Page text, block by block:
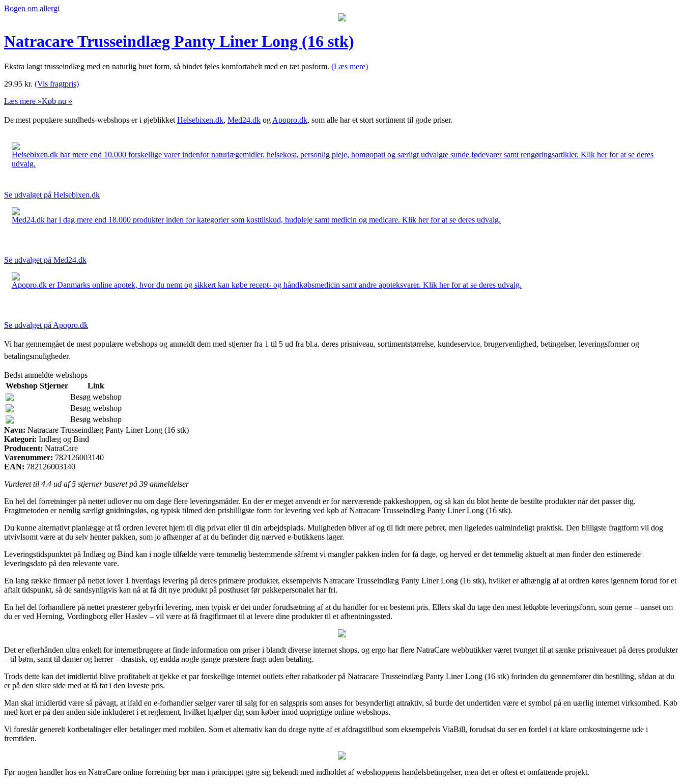
Bogen om allergi
Natracare Trusseindlæg Panty Liner Long (16 stk)
Ekstra langt trusseindlæg med en naturlig buet form, så bindet føles komfortabelt med en tæt pasform. (Læs mere)
29.95 kr. (Vis fragtpris)
Læs mere »Køb nu »
De mest populære sundheds-webshops er i øjeblikket Helsebixen.dk, Med24.dk og Apopro.dk, som alle har et stort sortiment til gode priser.
Helsebixen.dk har mere end 10.000 forskellige varer indenfor naturlægemidler, helsekost, personlig pleje, homøopati og særligt udvalgte sunde fødevarer samt rengøringsartikler. Klik her for at se deres
udvalg.
Se udvalget på Helsebixen.dk
Med24.dk har i dag mere end 18.000 produkter inden for kategorier som kosttilskud, hudpleje samt medicin og medicare. Klik her for at se deres udvalg.
Se udvalget på Med24.dk
Apopro.dk er Danmarks online apotek, hvor du nemt og sikkert kan købe recept- og håndkøbsmedicin samt andre apoteksvarer. Klik her for at se deres udvalg.
Se udvalget på Apopro.dk
Vi har gennemgået de mest populære webshops og anmeldt dem med stjerner fra 1 til 5 ud fra bl.a. deres prisniveau, sortimentstørrelse, kundeservice, brugervenlighed, betingelser, leveringsformer og
betalingsmuligheder.
Bedst anmeldte webshops
Webshop Stjerner
Link
Besøg webshop
Besøg webshop
Besøg webshop
Navn: Natracare Trusseindlæg Panty Liner Long (16 stk)
Kategori: Indlæg og Bind
Producent: NatraCare
Varenummer: 782126003140
EAN: 782126003140
Vurderet til 4.4 ud af 5 stjerner baseret på 39 anmeldelser
En hel del forretninger på nettet udlover nu om dage flere leveringsmåder. En der er meget anvendt er for nærværende pakkeshoppen, og så kan du blot hente de bestilte produkter når det passer dig.
Fragtmetoden er nemlig særligt gnidningsløs, og typisk tilmed den prisbilligste form for levering ved køb af Natracare Trusseindlæg Panty Liner Long (16 stk).
Du kunne alternativt planlægge at få ordren leveret hjem til dig privat eller til din arbejdsplads. Muligheden bliver af og til lidt mere pebret, men ligeledes ualmindeligt praktisk. Den billigste fragtform vil dog
utvivlsomt være at du selv henter pakken, som jo afhænger af at du befinder dig nærved e-butikkens lager.
Leveringstidspunktet på Indlæg og Bind kan i nogle tilfælde være temmelig bestemmende såfremt vi mangler pakken inden for få dage, og herved er det temmelig aktuelt at man finder den estimerede
leveringsdato på den relevante vare.
En lang række firmaer på nettet lover 1 hverdags levering på deres primære produkter, eksempelvis Natracare Trusseindlæg Panty Liner Long (16 stk), hvilket er afhængig af at ordren køres igennem forud for et
aftalt tidspunkt, så de sandsynligvis kan nå at få dit nye produkt på posthuset før pakkepersonalet har fri.
En hel del forhandlere på nettet præsterer gebyrfri levering, men typisk er det under forudsætning af at du handler for en bestemt pris. Ellers skal du tage den mest letkøbte leveringsform, som gerne – uanset om
du er ved Herning, Vordingborg eller Haslev – vil være at få fragtfirmaet til at levere dine produkter til et afhentningssted.
Det er efterhånden ultra enkelt for internetbrugere at finde information om priser i blandt diverse internet shops, og ergo har flere NatraCare webbutikker været tvunget til at sænke prisniveauet på deres produkter
– til børn, samt til damer og herrer – drastisk, og endda nogle gange præstere fragt uden betaling.
Trods dette kan det imidlertid blive profitabelt at tjekke et par forskellige internet outlets efter rabatkoder på Natracare Trusseindlæg Panty Liner Long (16 stk) forinden du gennemfører din bestilling, sådan at du
er på den sikre side med at få fat i den laveste pris.
Man skal imidlertid være så påvagt, at ifald en e-forhandler sælger varer til salg for en salgspris som anses for besynderligt attraktiv, så burde det undertiden være et symbol på en uærlig internet virksomhed. Køb
med kort er på den anden side inkluderet i et reglement, hvilket hjælper dig som køber imod uoprigtige online webshops.
Vi foreslår generelt kortbetalinger eller betalinger med mobilen. Som et alternativ kan du drage nytte af et afdragstilbud som eksempelvis ViaBill, forudsat du ser en fordel i at klare omkostningerne ude i
fremtiden.
Før nogen handler hos en NatraCare online forretning bør man i princippet gøre sig bekendt med indholdet af webshoppens handelsbetingelser, men det er oftest et omfattende projekt.